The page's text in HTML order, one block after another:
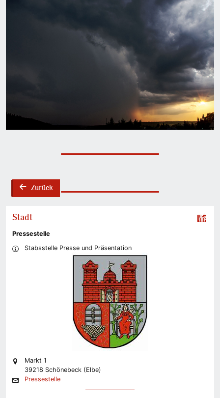
backZurück
Stadt
Pressestelle
Stabsstelle Presse und Präsentation
Markt 1
39218 Schönebeck (Elbe)
Pressestelle